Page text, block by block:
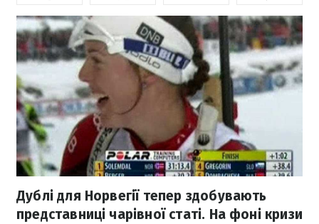
Дублі для Норвегії тепер здобувають
представниці чарівної статі. На фоні кризи